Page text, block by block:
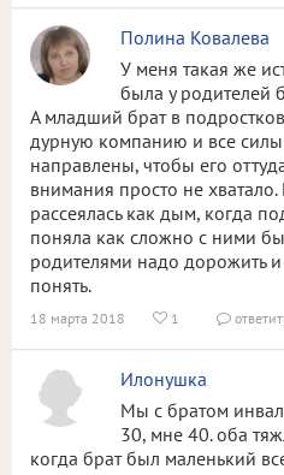
Полина Ковалева
У меня такая же
была у родителей
А младший брат в
дурную компанию и все
направлены, чтобы его
внимания просто не
рассеялась как дым, когда
поняла как сложно с ними
родителями надо дорожить и
понять.
18 марта 2018  1 
Илонушка
Мы с братом
30, мне 40. оба
когда брат был маленький